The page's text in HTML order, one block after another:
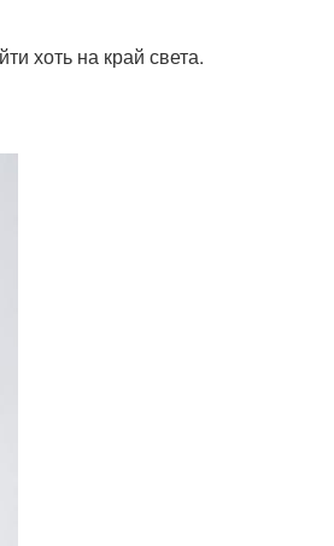
хоть на край света.